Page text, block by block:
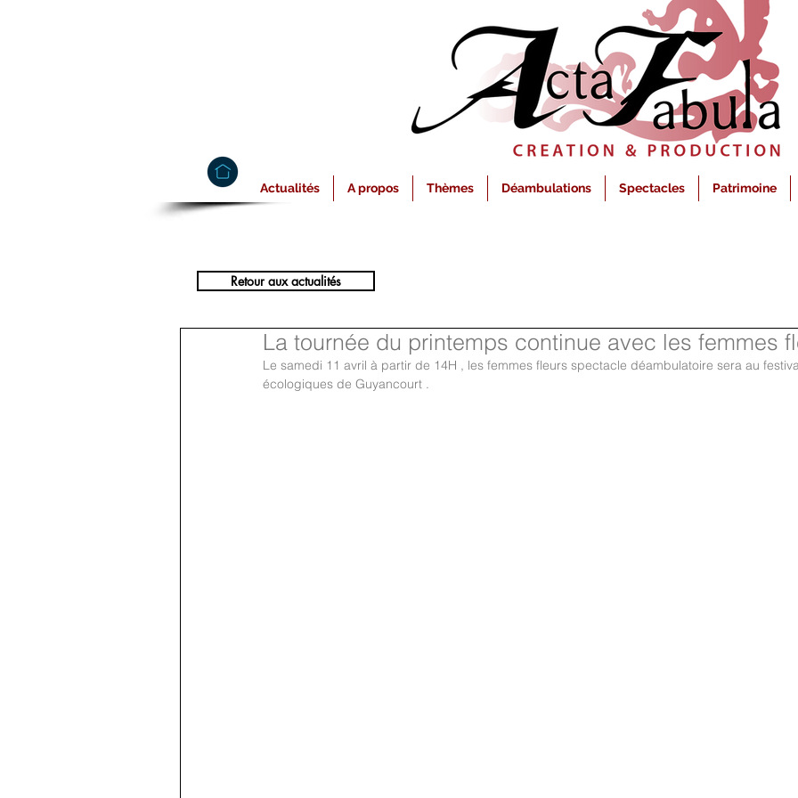
Actualités A propos Thèmes Déambulations Spectacles Patrimoine
Retour aux actualités
La tournée du printemps continue avec les femmes
Le samedi 11 avril à partir de 14H , les femmes fleurs spectacle déambulatoire sera au
écologiques de Guyancourt .